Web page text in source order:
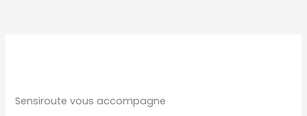
Sensiroute vous accompagne